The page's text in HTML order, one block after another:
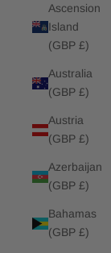
Ascension
Island
(GBP £)
Australia
(GBP £)
Austria
(GBP £)
Azerbaijan
(GBP £)
Bahamas
(GBP £)